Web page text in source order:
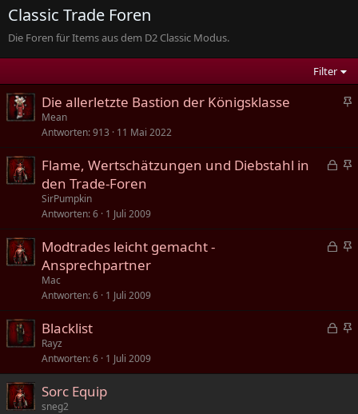
Classic Trade Foren
Die Foren für Items aus dem D2 Classic Modus.
Filter
A
e
h
e
t
Die allerletzte Bastion der Königsklasse
Mean
Antworten 913 11 Mai 2022
G
e
r
A
h
e
t
Flame, Wertschätzungen und Diebstahl in
den Trade-Foren
SirPumpkin
Antworten 6 1 Juli 2009
G
e
r
A
h
e
e
Modtrades leicht gemacht -
Ansprechpartner
Mac
Antworten 6 1 Juli 2009
G
p
A
e
Blacklist
Rayz
Antworten 6 1 Juli 2009
Sorc Equip
sneg2